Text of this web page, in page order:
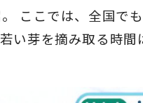
ここでは、全国で
い芽を摘み取る時